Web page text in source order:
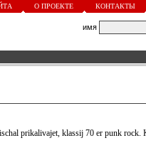
О ПРОЕКТЕ КОНТАКТЫ
имя
prikalivajet, klassij 70 er punk rock.